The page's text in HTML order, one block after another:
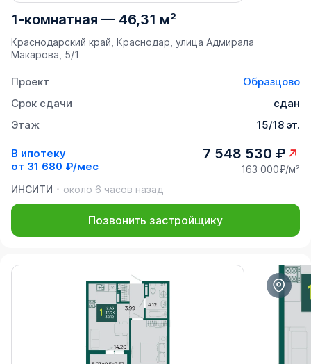
1-комнатная — 46,31 м²
Краснодарский край, Краснодар, улица Адмирала
Макарова, 5/1
Проект
Образцово
Срок сдачи
сдан
Этаж
15/18 эт.
В ипотеку
от 31 680 ₽/мес
7 548 530 ₽
163 000₽/м²
ИНСИТИ
около 6 часов назад
Позвонить застройщику